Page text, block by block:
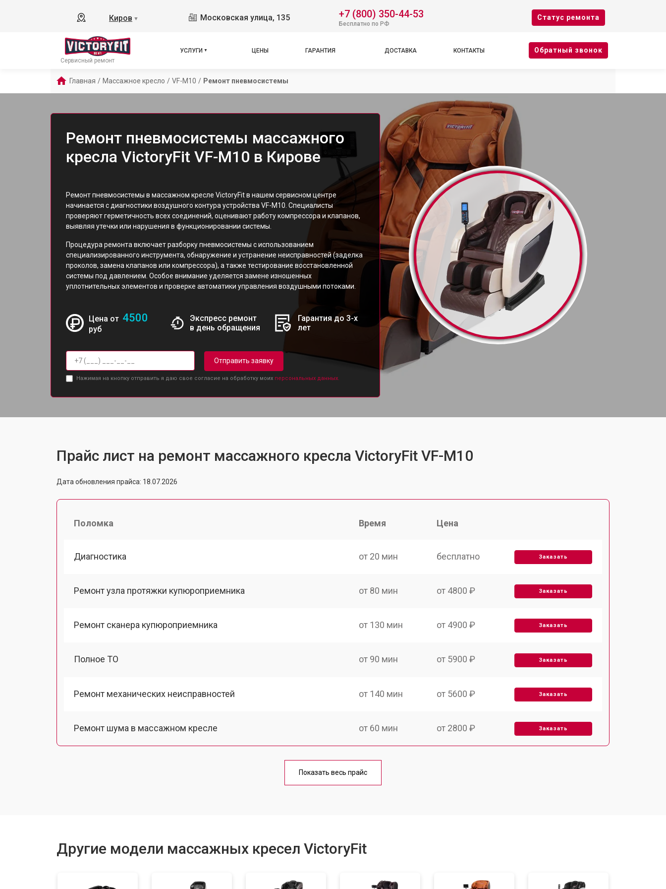
Киров ▼ Московская улица, 135 +7 (800) 350-44-53
Бесплатно по РФ
Cтатус ремонта
Сервисный ремонт
УСЛУГИ ЦЕНЫ ГАРАНТИЯ ДОСТАВКА КОНТАКТЫ Oбратный звонок
Главная / Массажное кресло / VF-M10 / Ремонт пневмосистемы
Ремонт пневмосистемы массажного
кресла VictoryFit VF-M10 в Кирове
Ремонт пневмосистемы в массажном кресле VictoryFit в нашем сервисном центре
начинается с диагностики воздушного контура устройства VF-M10. Специалисты
проверяют герметичность всех соединений, оценивают работу компрессора и клапанов,
выявляя утечки или нарушения в функционировании системы.
Процедура ремонта включает разборку пневмосистемы с использованием
специализированного инструмента, обнаружение и устранение неисправностей (заделка
проколов, замена клапанов или компрессора), а также тестирование восстановленной
системы под давлением. Особое внимание уделяется замене изношенных
уплотнительных элементов и проверке автоматики управления воздушными потоками.
Цена от 4500
руб
Экспресс ремонт
в день обращения
Гарантия до 3-х
лет
Отправить заявку
Нажимая на кнопку отправить я даю свое согласие на обработку моих персональных данных.
Прайс лист на ремонт массажного кресла VictoryFit VF-M10
Дата обновления прайса: 18.07.2026
Поломка Время Цена
Диагностика от 20 мин бесплатно Заказать
Ремонт узла протяжки купюроприемника от 80 мин от 4800 ₽ Заказать
Ремонт сканера купюроприемника от 130 мин от 4900 ₽ Заказать
Полное ТО от 90 мин от 5900 ₽ Заказать
Ремонт механических неисправностей от 140 мин от 5600 ₽ Заказать
Ремонт шума в массажном кресле от 60 мин от 2800 ₽ Заказать
от 150 мин
Показать весь прайс
Другие модели массажных кресел VictoryFit